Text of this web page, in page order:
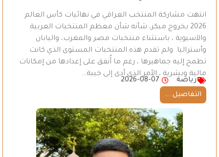
انتهت مشاركة المنتخب العراقي في نهائيات كأس العالم
2026 بخروج مبكر، شأنه شأن معظم المنتخبات العربية
والآسيوية ، باستثناء منتخبات مصر والمغرب، واليابان
وأستراليا. ولم تقدم هذه المنتخبات المستوى الذي كانت
تطمح إليه جماهيرها ، رغم ما أُنفق على إعدادها من إمكانات
مالية وبشرية ، الأمر الذي أدى إلى خيبة…
رياضة
2026-08-07
التفاصيل ...